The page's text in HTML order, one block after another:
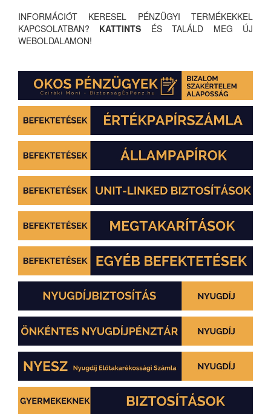
INFORMÁCIÓT KERESEL PÉNZÜGYI TERMÉKEKKEL
KAPCSOLATBAN? KATTINTS ÉS TALÁLD MEG ÚJ
WEBOLDALAMON!